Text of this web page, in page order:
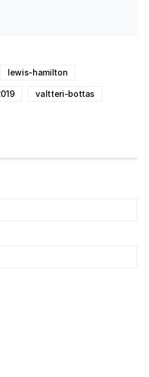
lewis-hamilton
valtteri-bottas